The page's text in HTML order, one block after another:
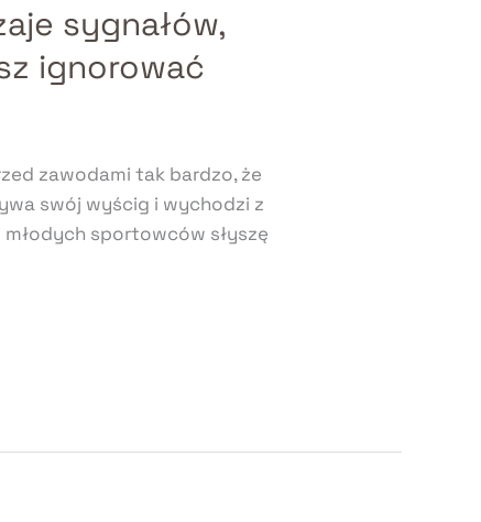
sygnałów,
ignorować
zawodami tak bardzo, że
swój wyścig i wychodzi z
sportowców słyszę